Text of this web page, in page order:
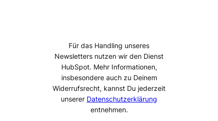
Für das Handling unseres
Newsletters nutzen wir den Dienst
HubSpot. Mehr Informationen,
insbesondere auch zu Deinem
Widerrufsrecht, kannst Du jederzeit
unserer Datenschutzerklärung
entnehmen.